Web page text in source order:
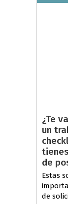
¿Te
un
de
Estas
de